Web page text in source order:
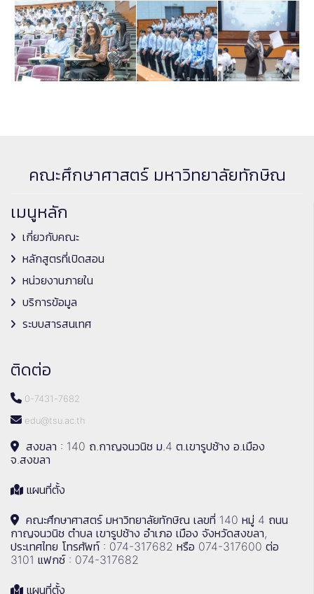
คณะศึกษาศาสตร์ มหาวิทยาลัยทักษิณ
เมนูหลัก
เกี่ยวกับคณะ
หลักสูตรที่เปิดสอน
หน่วยงานภายใน
บริการข้อมูล
ระบบสารสนเทศ
ติดต่อ
0-7431-7682
edu@tsu.ac.th
สงขลา : 140 ถ.กาญจนวนิช ม.4 ต.เขารูปช้าง อ.เมือง
จ.สงขลา
แผนที่ตั้ง
คณะศึกษาศาสตร์ มหาวิทยาลัยทักษิณ เลขที่ 140 หมู่ 4 ถนน
กาญจนวนิช ตำบล เขารูปช้าง อำเภอ เมือง จังหวัดสงขลา,
ประเทศไทย โทรศัพท์ : 074-317682 หรือ 074-317600 ต่อ
3101 แฟกซ์ : 074-317682
แผนที่ตั้ง